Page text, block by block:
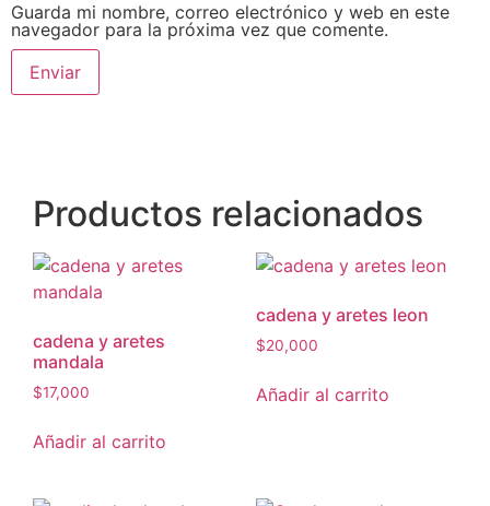
Guarda mi nombre, correo electrónico y web en este
navegador para la próxima vez que comente.
Productos relacionados
cadena y aretes
mandala
$17,000
Añadir al carrito
cadena y aretes leon
$20,000
Añadir al carrito